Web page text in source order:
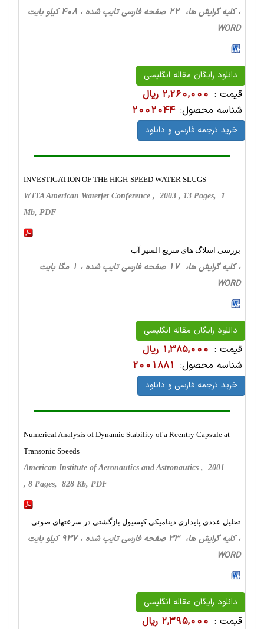
، کلیه گرایش ها، 22 صفحه فارسی تایپ شده ، 408 کیلو بایت
WORD
دانلود رایگان مقاله انگلیسی
قیمت : 2,260,000 ریال
شناسه محصول: 2002044
خرید ترجمه فارسی و دانلود
INVESTIGATION OF THE HIGH-SPEED WATER SLUGS
WJTA American Waterjet Conference , 2003 , 13 Pages, 1
Mb, PDF
بررسی اسلاگ های سریع السیر آب
، کلیه گرایش ها، 17 صفحه فارسی تایپ شده ، 1 مگا بایت
WORD
دانلود رایگان مقاله انگلیسی
قیمت : 1,385,000 ریال
شناسه محصول: 2001881
خرید ترجمه فارسی و دانلود
Numerical Analysis of Dynamic Stability of a Reentry Capsule at
Transonic Speeds
American Institute of Aeronautics and Astronautics , 2001
, 8 Pages, 828 Kb, PDF
تحليل عددي پايداري ديناميكي كپسيول بازگشتي در سرعتهاي صوتي
، کلیه گرایش ها، 33 صفحه فارسی تایپ شده ، 937 کیلو بایت
WORD
دانلود رایگان مقاله انگلیسی
قیمت : 2,395,000 ریال